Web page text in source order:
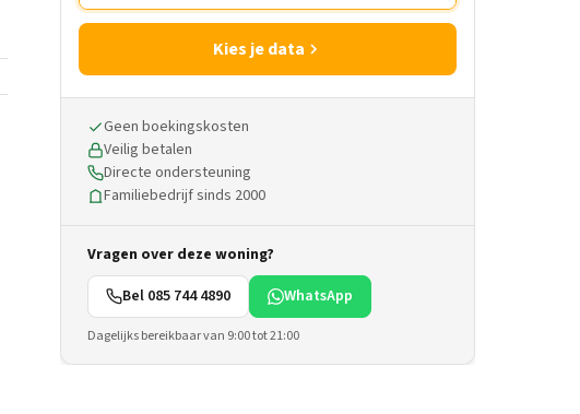
Kies je data
Geen boekingskosten
Veilig betalen
Directe ondersteuning
Familiebedrijf sinds 2000
Vragen over deze woning?
Bel 085 744 4890
WhatsApp
Dagelijks bereikbaar van 9:00 tot 21:00